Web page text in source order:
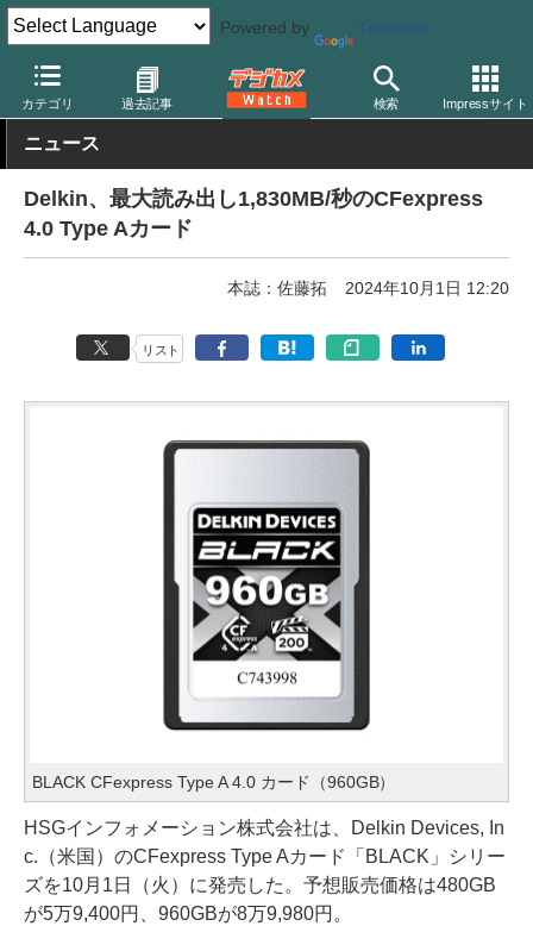
Powered by Translate
カテゴリ 過去記事 検索 Impressサイト
デジカメ Watch 撮影用品 記録メディア/カードリーダー
ニュース
Delkin、最大読み出し1,830MB/秒のCFexpress
4.0 Type Aカード
本誌：佐藤拓 2024年10月1日 12:20
リスト
BLACK CFexpress Type A 4.0 カード（960GB）
HSGインフォメーション株式会社は、Delkin Devices, In
c.（米国）のCFexpress Type Aカード「BLACK」シリー
ズを10月1日（火）に発売した。予想販売価格は480GB
が5万9,400円、960GBが8万9,980円。